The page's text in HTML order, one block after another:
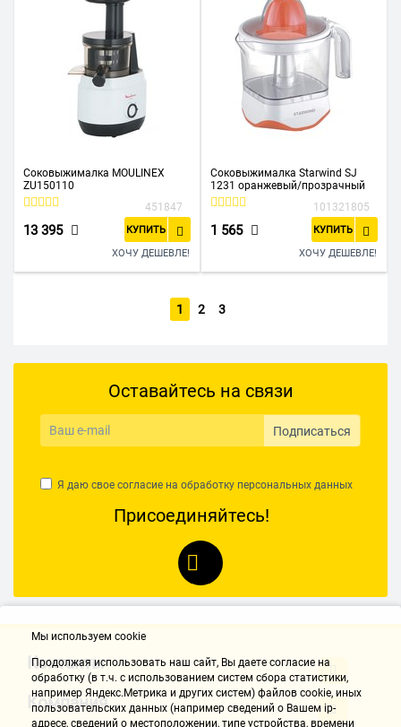
Соковыжималка MOULINEX
ZU150110
451847
13 395 КУПИТЬ
ХОЧУ ДЕШЕВЛЕ!
Соковыжималка Starwind SJ
1231 оранжевый/прозрачный
101321805
1 565 КУПИТЬ
ХОЧУ ДЕШЕВЛЕ!
1 2 3
Оставайтесь на связи
Подписаться
Я даю свое согласие на обработку персональных данных
Присоединяйтесь!
Контакты
Компания
Мы используем cookie
Продолжая использовать наш cайт, Вы даете согласие на
обработку (в т.ч. с использованием систем сбора статистики,
например Яндекс.Метрика и других систем) файлов cookie, иных
пользовательских данных (например сведений о Вашем ip-
адресе, сведений о местоположении, типе устройства, времени